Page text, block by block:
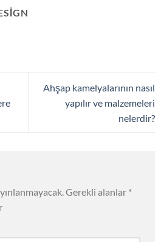
Ahşap kamelyalarının nasıl
yapılır ve malzemeleri
nelerdir?
Gerekli alanlar *